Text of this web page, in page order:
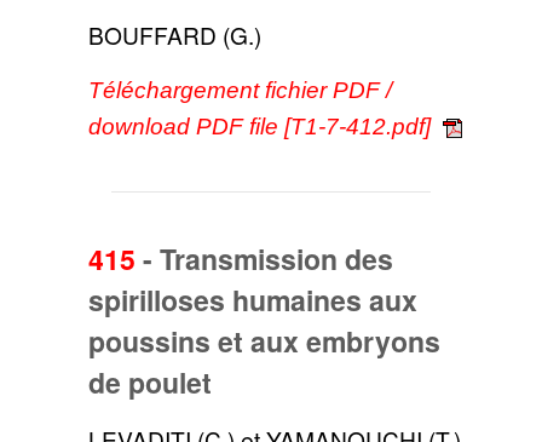
BOUFFARD (G.)
Téléchargement fichier PDF /
download PDF file [T1-7-412.pdf]
415 -Transmission des
spirilloses humaines aux
poussins et aux embryons
de poulet